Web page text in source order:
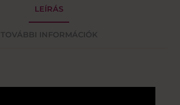
LEÍRÁS
TOVÁBBI INFORMÁCIÓK